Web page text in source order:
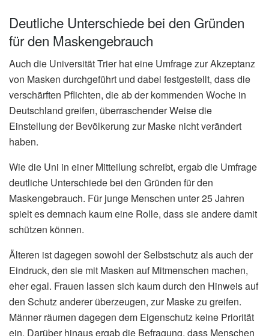
Deutliche Unterschiede bei den Gründen
für den Maskengebrauch
Auch die Universität Trier hat eine Umfrage zur Akzeptanz
von Masken durchgeführt und dabei festgestellt, dass die
verschärften Pflichten, die ab der kommenden Woche in
Deutschland greifen, überraschender Weise die
Einstellung der Bevölkerung zur Maske nicht verändert
haben.
Wie die Uni in einer Mitteilung schreibt, ergab die Umfrage
deutliche Unterschiede bei den Gründen für den
Maskengebrauch. Für junge Menschen unter 25 Jahren
spielt es demnach kaum eine Rolle, dass sie andere damit
schützen können.
Älteren ist dagegen sowohl der Selbstschutz als auch der
Eindruck, den sie mit Masken auf Mitmenschen machen,
eher egal. Frauen lassen sich kaum durch den Hinweis auf
den Schutz anderer überzeugen, zur Maske zu greifen.
Männer räumen dagegen dem Eigenschutz keine Priorität
ein. Darüber hinaus ergab die Befragung, dass Menschen